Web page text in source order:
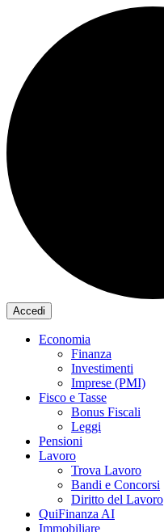
Accedi
Economia
Finanza
Investimenti
Imprese (PMI)
Fisco e Tasse
Bonus Fiscali
Leggi
Pensioni
Lavoro
Trova Lavoro
Bandi e Concorsi
Diritto del Lavoro
QuiFinanza AI
Immobiliare